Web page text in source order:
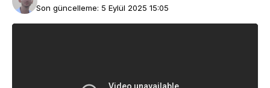
Son güncelleme: 5 Eylül 2025 15:05